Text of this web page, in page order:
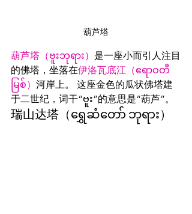
葫芦塔
葫芦塔（ဗူးဘုရား） 是一座小而引人注目
的佛塔，坐落在伊洛瓦底江（ဧရာဝတီ
မြစ်） 河岸上。 这座金色的瓜状佛塔建
于二世纪，词干“ဗူး”的意思是“葫芦”。
瑞山达塔 （ရွှေဆံတော် ဘုရား）